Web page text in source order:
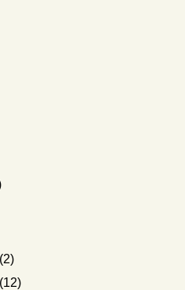
(2)
(12)